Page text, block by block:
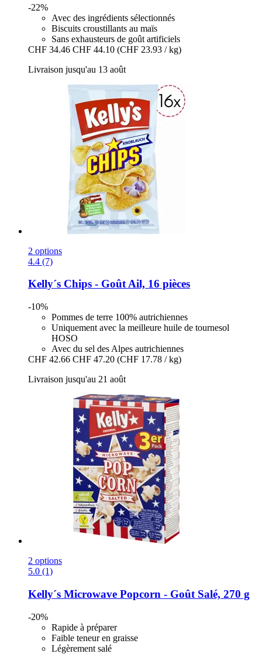
-22%
Avec des ingrédients sélectionnés
Biscuits croustillants au maïs
Sans exhausteurs de goût artificiels
CHF 34.46 CHF 44.10 (CHF 23.93 / kg)
Livraison jusqu'au 13 août
2 options
4.4 (7)
Kelly´s Chips -​ Goût Ail, 16 pièces
-10%
Pommes de terre 100% autrichiennes
Uniquement avec la meilleure huile de tournesol
HOSO
Avec du sel des Alpes autrichiennes
CHF 42.66 CHF 47.20 (CHF 17.78 / kg)
Livraison jusqu'au 21 août
2 options
5.0 (1)
Kelly´s Microwave Popcorn -​ Goût Salé, 270 g
-20%
Rapide à préparer
Faible teneur en graisse
Légèrement salé